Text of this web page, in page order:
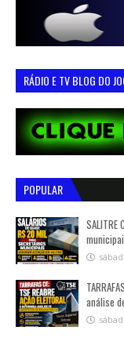
RÁDIO E TV BLOG DO
POPULAR
análise